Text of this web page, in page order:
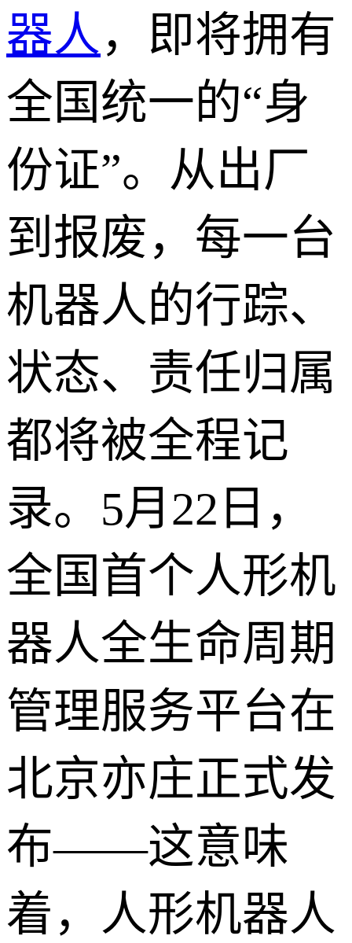
器人 ，即将拥有
全国统一的“身
份证”。从出厂
到报废，每一台
机器人的行踪、
状态、责任归属
都将被全程记
录。5月22日，
全国首个人形机
器人全生命周期
管理服务平台在
北京亦庄正式发
布——这意味
着，人形机器人